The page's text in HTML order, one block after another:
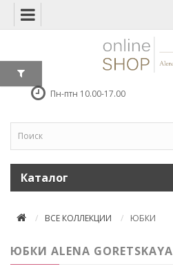
Пн-птн 10.00-17.00
Каталог
ВСЕ КОЛЛЕКЦИИ ЮБКИ
ЮБКИ ALENA GORETSKAYA